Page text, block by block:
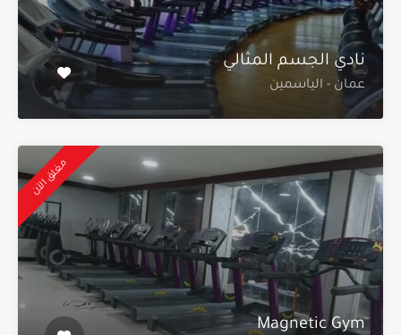
نادي الجسم المثالي
عمان - الياسمين
مغلق الآن
Magnetic Gym